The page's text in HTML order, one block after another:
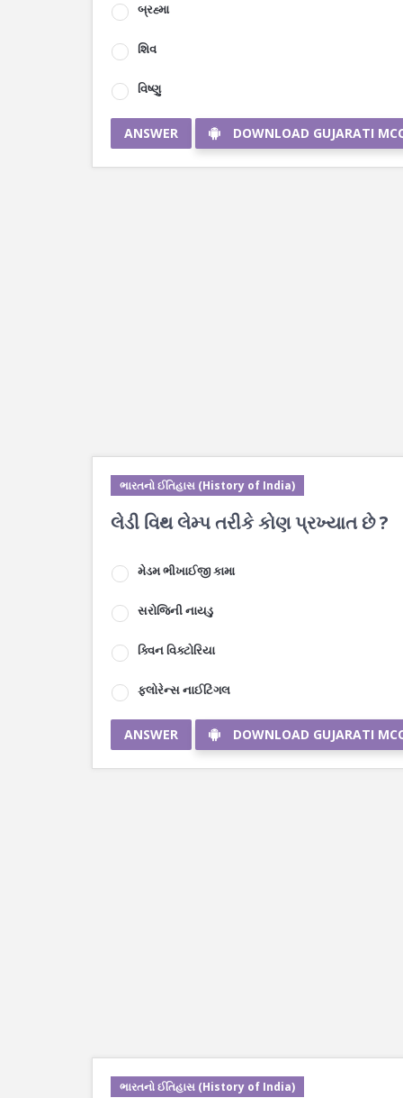
બ્રહ્મા
શિવ
વિષ્ણુ
ANSWER DOWNLOAD GUJARATI
ભારતનો ઈતિહાસ (History of India)
લેડી વિથ લેમ્પ તરીકે કોણ પ્રખ્યાત છે ?
મેડમ ભીખાઈજી કામા
સરોજિની નાયડુ
ક્વિન વિક્ટોરિયા
ફ્લોરેન્સ નાઈટિંગલ
ANSWER DOWNLOAD GUJARATI
ભારતનો ઈતિહાસ (History of India)